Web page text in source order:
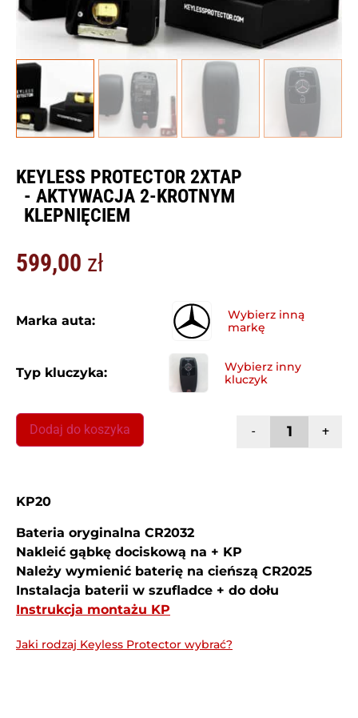
KEYLESS PROTECTOR 2XTAP
- AKTYWACJA 2-KROTNYM
KLEPNIĘCIEM
599,00 zł
Marka auta:
Typ kluczyka:
- +
Dodaj do koszyka
KP20
Bateria oryginalna CR2032
Nakleić gąbkę dociskową na + KP
Należy wymienić baterię na cieńszą CR2025
Instalacja baterii w szufladce + do dołu
Instrukcja montażu KP
Jaki rodzaj Keyless Protector wybrać?